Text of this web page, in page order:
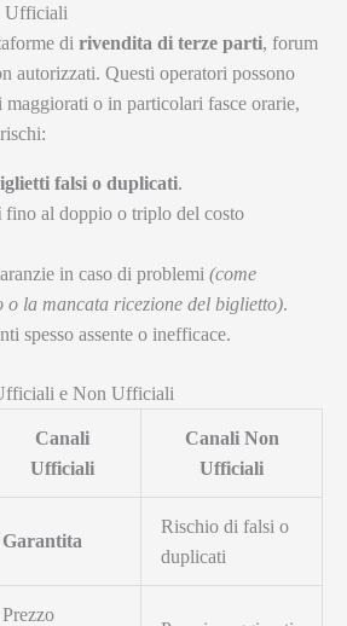
Ufficiali
di rivendita di terze parti, forum
autorizzati. Questi operatori possono
o in particolari fasce orarie,
falsi o duplicati.
fino al doppio o triplo del costo
in caso di problemi (come
o la mancata ricezione del biglietto).
spesso assente o inefficace.
e Non Ufficiali
Canali
Ufficiali
Canali Non
Ufficiali
Garantita
Rischio di falsi o
duplicati
Prezzo